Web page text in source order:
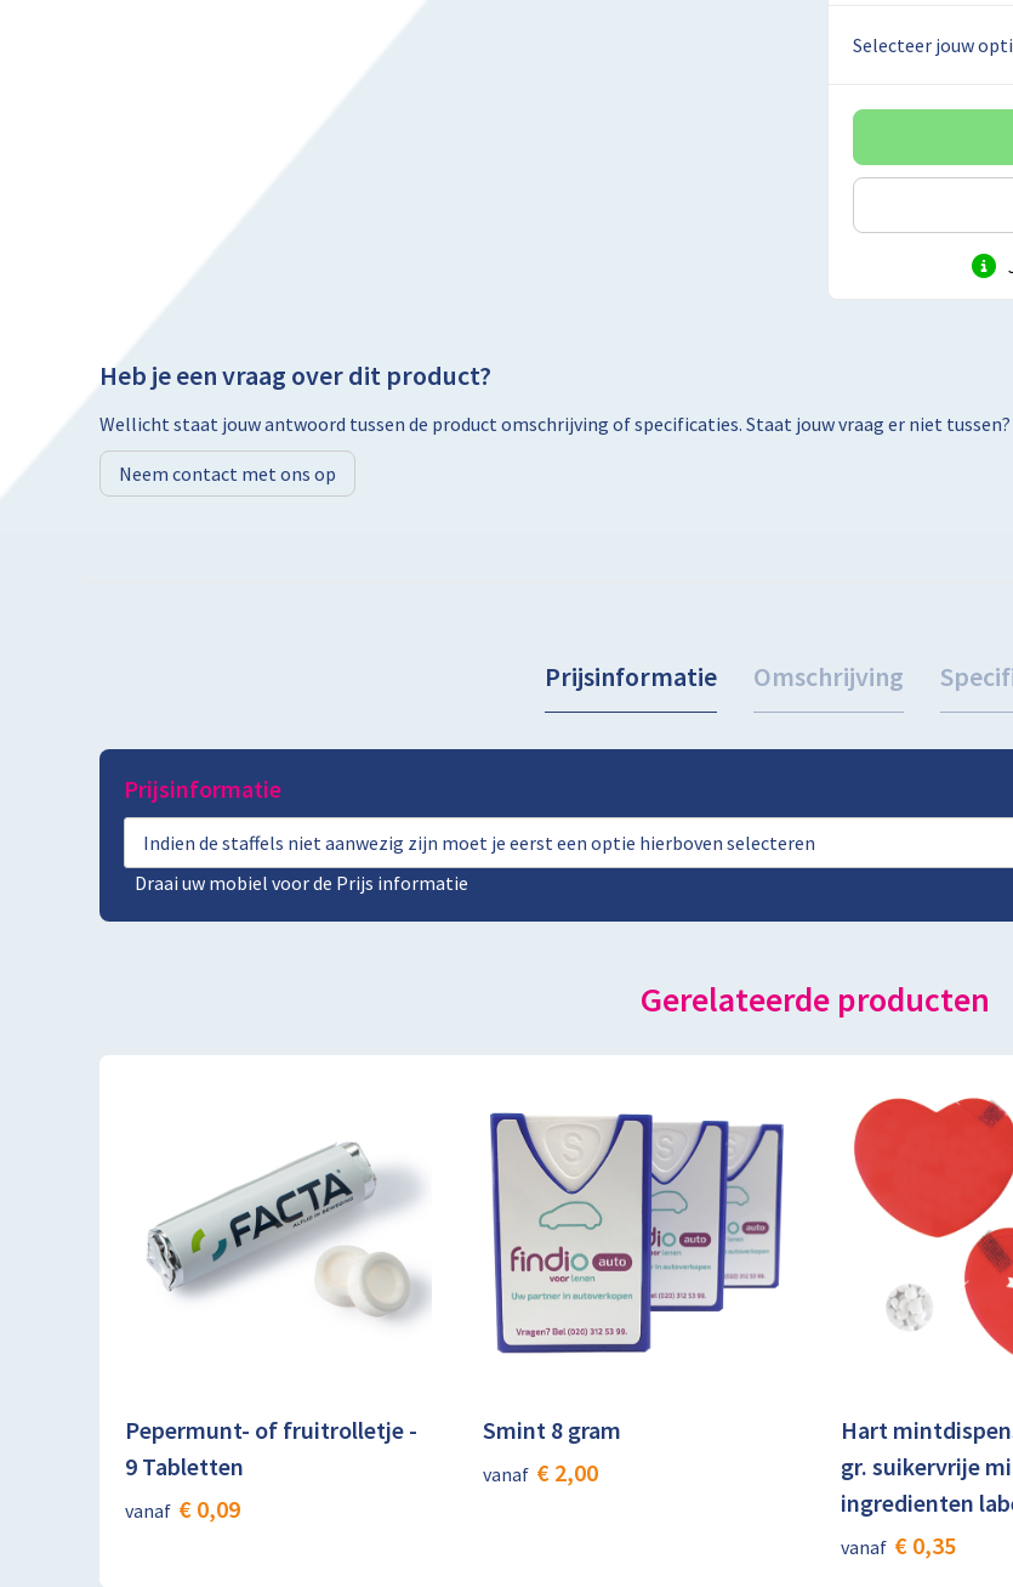
Selecteer jouw
Heb je een vraag over dit product?
Wellicht staat jouw antwoord tussen de product omschrijving of specificaties. Staat jouw vraag er niet
Neem contact met ons op
Prijsinformatie Omschrijving
Prijsinformatie
Indien de staffels niet aanwezig zijn moet je eerst een optie hierboven selecteren
Draai uw mobiel voor de Prijs informatie
Gerelateerde producten
Pepermunt- of fruitrolletje -
9 Tabletten
vanaf € 0,09
Smint 8 gram
vanaf € 2,00
Hart
gr. suikervrije
ingredienten
vanaf € 0,35